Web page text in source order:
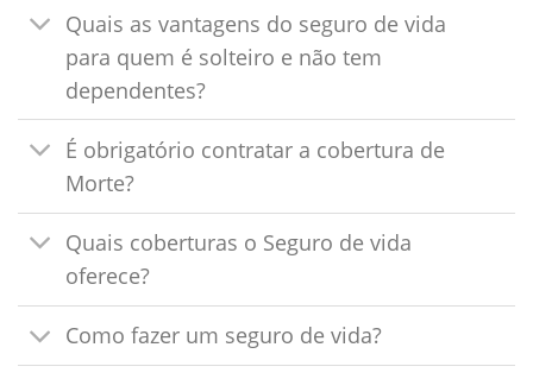
Quais as vantagens do seguro de vida
para quem é solteiro e não tem
dependentes?
É obrigatório contratar a cobertura de
Morte?
Quais coberturas o Seguro de vida
oferece?
Como fazer um seguro de vida?